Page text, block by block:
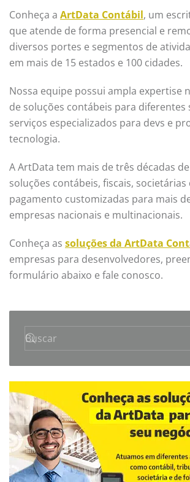
Conheça a ArtData Contábil, um
que atende de forma presencial e
diversos portes e segmentos de
em mais de 15 estados e 100 cidades.
Nossa equipe possui ampla expertise
de soluções contábeis para diferentes
serviços especializados para devs e
tecnologia.
A ArtData tem mais de três décadas
soluções contábeis, fiscais, societárias
pagamento customizadas para mais
empresas nacionais e multinacionais.
Conheça as soluções da ArtData
empresas para desenvolvedores,
formulário abaixo e fale conosco.